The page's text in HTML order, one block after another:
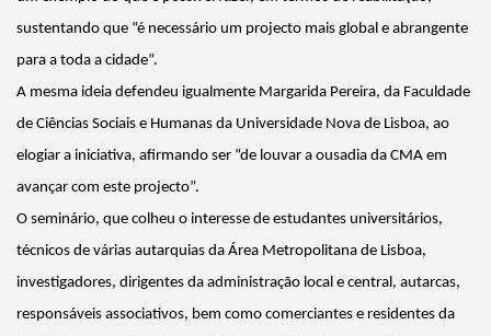
sustentando que “é necessário um projecto mais global e abrangente
para a toda a cidade”.
A mesma ideia defendeu igualmente Margarida Pereira, da Faculdade
de Ciências Sociais e Humanas da Universidade Nova de Lisboa, ao
elogiar a iniciativa, afirmando ser “de louvar a ousadia da CMA em
avançar com este projecto”.
O seminário, que colheu o interesse de estudantes universitários,
técnicos de várias autarquias da Área Metropolitana de Lisboa,
investigadores, dirigentes da administração local e central, autarcas,
responsáveis associativos, bem como comerciantes e residentes da